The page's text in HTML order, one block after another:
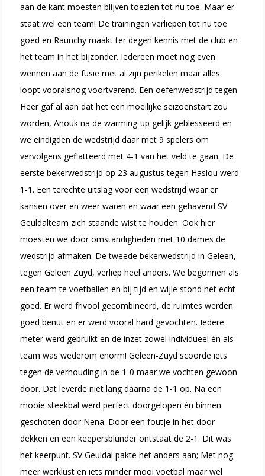
aan de kant moesten blijven toezien tot nu toe. Maar er
staat wel een team! De trainingen verliepen tot nu toe
goed en Raunchy maakt ter degen kennis met de club en
het team in het bijzonder. Iedereen moet nog even
wennen aan de fusie met al zijn perikelen maar alles
loopt vooralsnog voortvarend. Een oefenwedstrijd tegen
Heer gaf al aan dat het een moeilijke seizoenstart zou
worden, Anouk na de warming-up gelijk geblesseerd en
we eindigden de wedstrijd daar met 9 spelers om
vervolgens geflatteerd met 4-1 van het veld te gaan. De
eerste bekerwedstrijd op 23 augustus tegen Haslou werd
1-1. Een terechte uitslag voor een wedstrijd waar er
kansen over en weer waren en waar een gehavend SV
Geuldalteam zich staande wist te houden. Ook hier
moesten we door omstandigheden met 10 dames de
wedstrijd afmaken. De tweede bekerwedstrijd in Geleen,
tegen Geleen Zuyd, verliep heel anders. We begonnen als
een team te voetballen en bij tijd en wijle stond het echt
goed. Er werd frivool gecombineerd, de ruimtes werden
goed benut en er werd vooral hard gevochten. Iedere
meter werd gebruikt en de inzet zowel individueel én als
team was wederom enorm! Geleen-Zuyd scoorde iets
tegen de verhouding in de 1-0 maar we vochten gewoon
door. Dat leverde niet lang daarna de 1-1 op. Na een
mooie steekbal werd perfect doorgelopen én binnen
geschoten door Nena. Door een foutje in het door
dekken en een keepersblunder ontstaat de 2-1. Dit was
het keerpunt. SV Geuldal pakte het anders aan; Met nog
meer werklust en iets minder mooi voetbal maar wel